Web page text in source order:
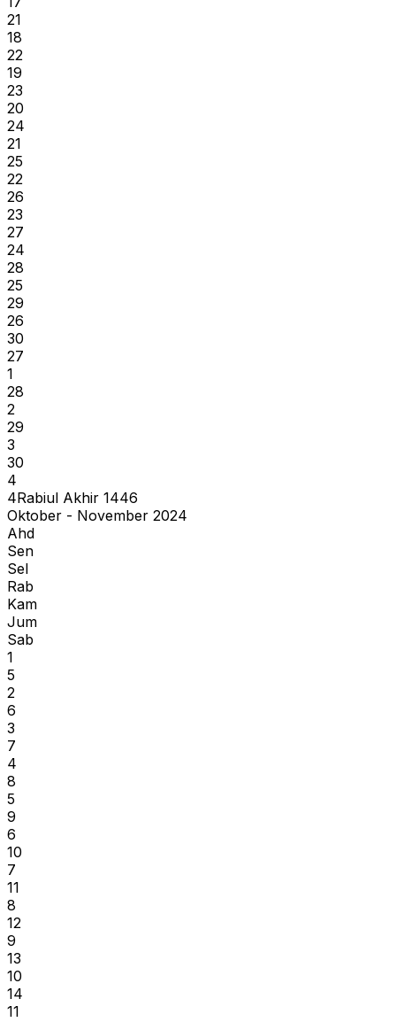
21
18
22
19
23
20
24
21
25
22
26
23
27
24
28
25
29
26
30
27
1
28
2
29
3
30
4
4Rabiul Akhir 1446
Oktober - November 2024
Ahd
Sen
Sel
Rab
Kam
Jum
Sab
1
5
2
6
3
7
4
8
5
9
6
10
7
11
8
12
9
13
10
14
11